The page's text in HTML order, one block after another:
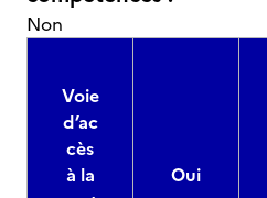
Non
Voie
d’ac
cès
à la
Oui